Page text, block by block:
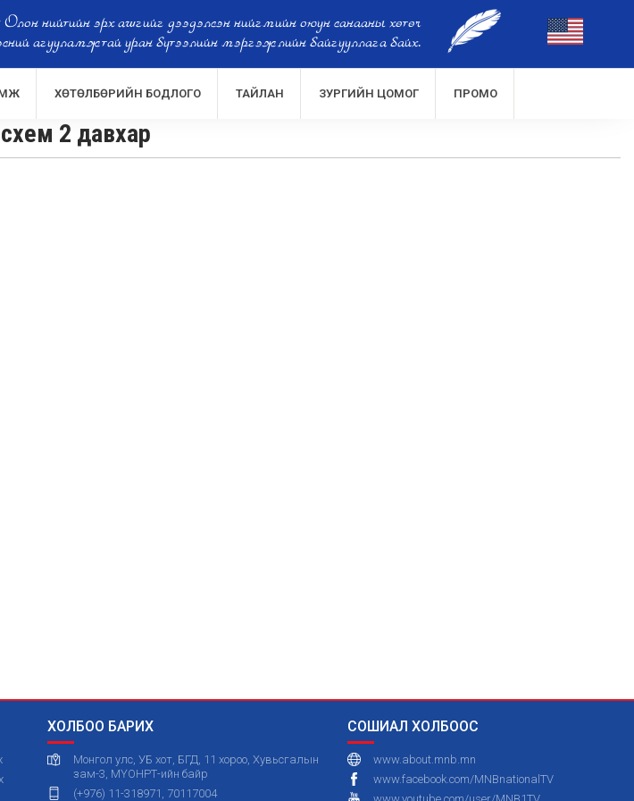
нийтийн эрх ашгийг дээдэлсэн нийгмийн оюун санааны хөтөч
агууламжтай уран бүтээлийн мэргэжлийн байгууллага байх.
ХӨТӨЛБӨРИЙН БОДЛОГО ТАЙЛАН ЗУРГИЙН ЦОМОГ ПРОМО
2 давхар
ХОЛБОО БАРИХ
Монгол улс, УБ хот, БГД, 11 хороо, Хувьсгалын
зам-3, МҮОНРТ-ийн байр
(+976) 11-318971, 70117004
СОШИАЛ ХОЛБООС
www.about.mnb.mn
www.facebook.com/MNBnationalTV